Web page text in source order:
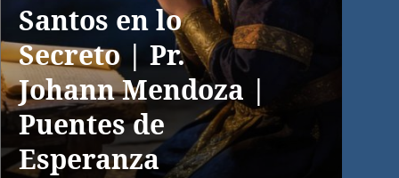
Santos en lo
Secreto | Pr.
Johann Mendoza |
Puentes de
Esperanza